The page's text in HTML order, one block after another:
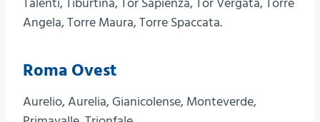
Angela, Torre Maura, Torre Spaccata.
Roma Ovest
Aurelio, Aurelia, Gianicolense, Monteverde,